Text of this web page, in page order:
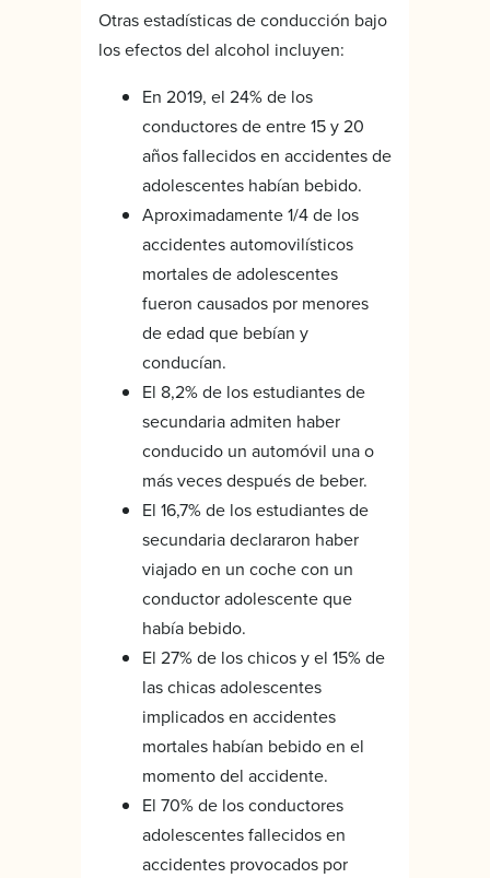
Otras estadísticas de conducción bajo
los efectos del alcohol incluyen:
En 2019, el 24% de los
conductores de entre 15 y 20
años fallecidos en accidentes de
adolescentes habían bebido.
Aproximadamente 1/4 de los
accidentes automovilísticos
mortales de adolescentes
fueron causados por menores
de edad que bebían y
conducían.
El 8,2% de los estudiantes de
secundaria admiten haber
conducido un automóvil una o
más veces después de beber.
El 16,7% de los estudiantes de
secundaria declararon haber
viajado en un coche con un
conductor adolescente que
había bebido.
El 27% de los chicos y el 15% de
las chicas adolescentes
implicados en accidentes
mortales habían bebido en el
momento del accidente.
El 70% de los conductores
adolescentes fallecidos en
accidentes provocados por